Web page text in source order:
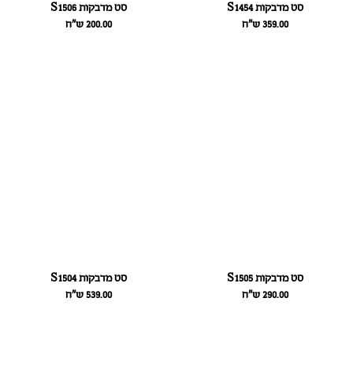
סט מדבקות S1454
359.00 ש״ח
סט מדבקות S1506
200.00 ש״ח
סט מדבקות S1505
290.00 ש״ח
סט מדבקות S1504
539.00 ש״ח